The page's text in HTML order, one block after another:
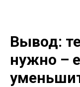
Вывод:
нужно –